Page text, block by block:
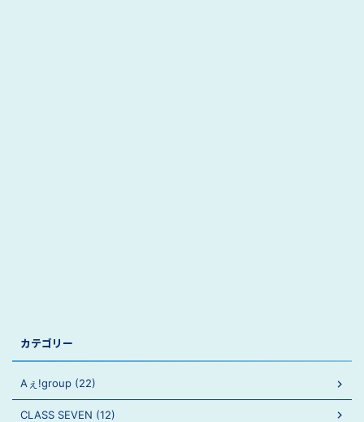
カテゴリー
Aぇ!group (22)
CLASS SEVEN (12)